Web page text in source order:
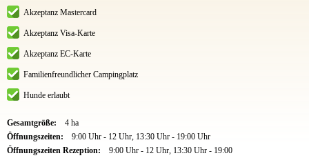
Akzeptanz Mastercard
Akzeptanz Visa-Karte
Akzeptanz EC-Karte
Familienfreundlicher Campingplatz
Hunde erlaubt
Gesamtgröße:
4 ha
Öffnungszeiten:
9:00 Uhr - 12 Uhr, 13:30 Uhr - 19:00 Uhr
Öffnungszeiten Rezeption:
9:00 Uhr - 12 Uhr, 13:30 Uhr - 19:00